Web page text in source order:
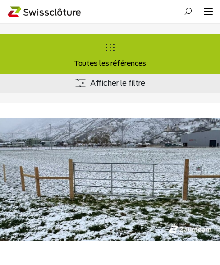
Toutes les références
Afficher le filtre